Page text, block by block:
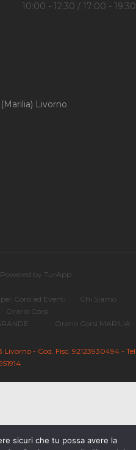
10:00 - 12:30 / 17:00 - 19:30
Livorno
by TurApp
Corsi ed Eventi Chi Siamo
Orario Corsi
Orario Corsi MARILIA
Livorno - Cod. Fisc. 92123930494 - Tel
sicuri che tu possa avere la